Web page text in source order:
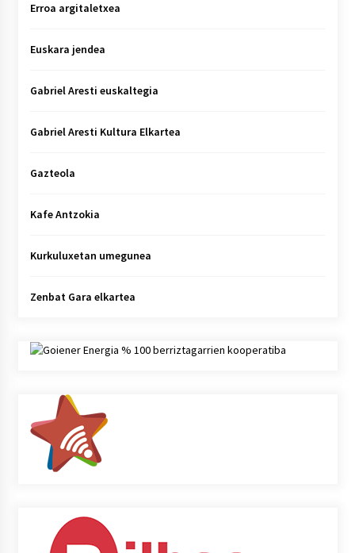
Erroa argitaletxea
Euskara jendea
Gabriel Aresti euskaltegia
Gabriel Aresti Kultura Elkartea
Gazteola
Kafe Antzokia
Kurkuluxetan umegunea
Zenbat Gara elkartea